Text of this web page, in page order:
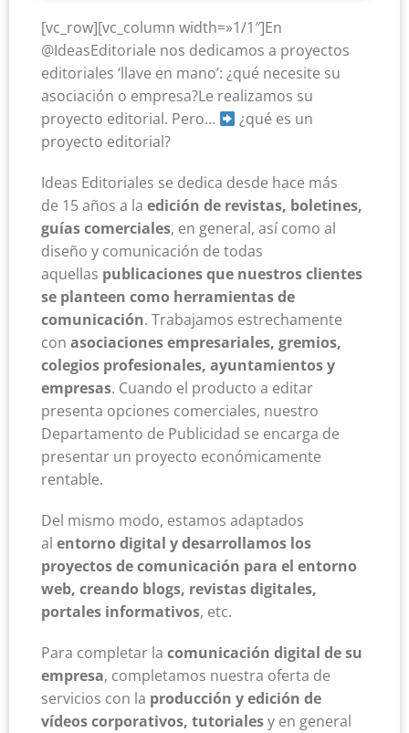
[vc_row][vc_column width=»1/1″]En
@IdeasEditoriale nos dedicamos a proyectos
editoriales ‘llave en mano’: ¿qué necesite su
asociación o empresa?Le realizamos su
proyecto editorial. Pero…
¿qué es un
proyecto editorial?
Ideas Editoriales se dedica desde hace más
de 15 años a la edición de revistas, boletines,
guías comerciales, en general, así como al
diseño y comunicación de todas
aquellas publicaciones que nuestros clientes
se planteen como herramientas de
comunicación. Trabajamos estrechamente
con asociaciones empresariales, gremios,
colegios profesionales, ayuntamientos y
empresas. Cuando el producto a editar
presenta opciones comerciales, nuestro
Departamento de Publicidad se encarga de
presentar un proyecto económicamente
rentable.
Del mismo modo, estamos adaptados
al entorno digital y desarrollamos los
proyectos de comunicación para el entorno
web, creando blogs, revistas digitales,
portales informativos, etc.
Para completar la comunicación digital de su
empresa, completamos nuestra oferta de
servicios con la producción y edición de
vídeos corporativos, tutorialesy en general